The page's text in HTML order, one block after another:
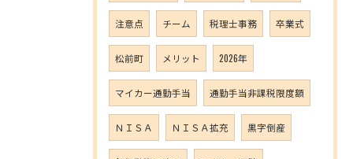
注意点 チーム 税理士事務 卒業式
松前町 メリット 2026年
マイカー通勤手当 通勤手当非課税限度額
ＮＩＳＡ ＮＩＳＡ拡充 黒字倒産